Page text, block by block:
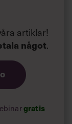
artiklar!
något.
gratis